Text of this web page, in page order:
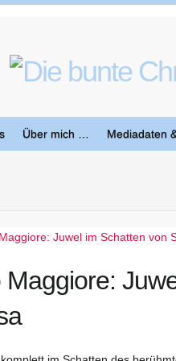
Über mich … Mediadaten